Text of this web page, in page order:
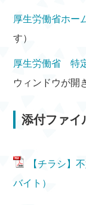
厚生労働省ホー
す）
厚生労働省 特
ウィンドウが開
添付ファイ
【チラシ】
バイト）